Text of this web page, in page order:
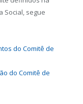
Social, segue
do Comitê de
do Comitê de